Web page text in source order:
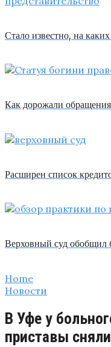
Стало известно, на
Как дорожали
Расширен список
Верховный суд обобщил
Home
Новости
В Уфе у
приставы